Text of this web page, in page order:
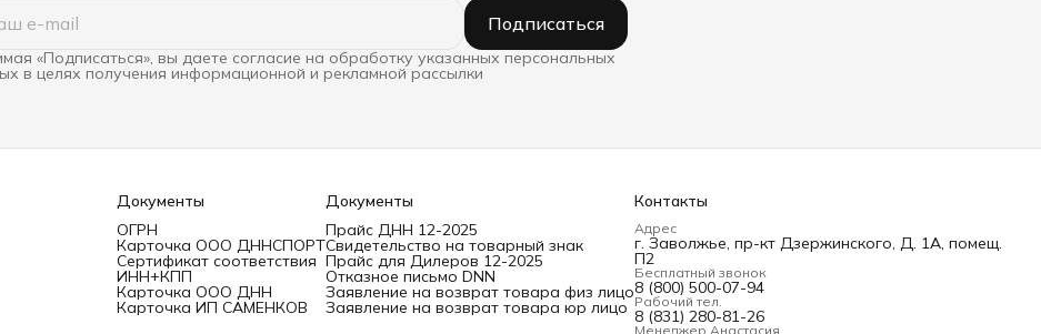
Подписаться
«Подписаться», вы даете согласие на обработку указанных персональных
в целях получения информационной и рекламной рассылки
Документы
ОГРН
Карточка ООО ДННСПОРТ
Сертификат соответствия
ИНН+КПП
Карточка ООО ДНН
Карточка ИП САМЕНКОВ
Документы
Прайс ДНН 12-2025
Свидетельство на товарный знак
Прайс для Дилеров 12-2025
Отказное письмо DNN
Заявление на возврат товара физ лицо
Заявление на возврат товара юр лицо
Контакты
Адрес
г. Заволжье, пр-кт Дзержинского, Д. 1А, помещ.
П2
Бесплатный звонок
8 (800) 500-07-94
Рабочий тел.
8 (831) 280-81-26
Менеджер Анастасия